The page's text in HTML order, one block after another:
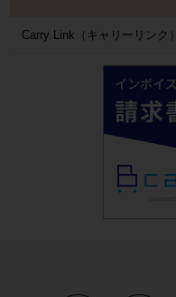
Carry Link（キャリーリンク